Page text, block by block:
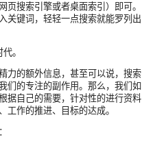
搜索引擎或者桌面索引）即可。
关键词，轻轻一点搜索就能罗列出
。
力的额外信息，甚至可以说，搜索
们的专注的副作用。那么，我们如
据自己的需要，针对性的进行资料
工作的推进、目标的达成。